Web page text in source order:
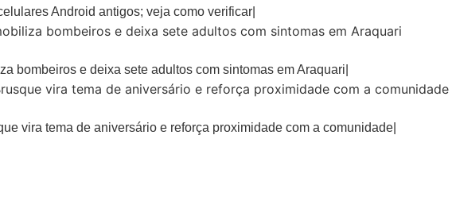
Android antigos; veja como verificar
bombeiros e deixa sete adultos com sintomas em Araquari
vira tema de aniversário e reforça proximidade com a comunidade